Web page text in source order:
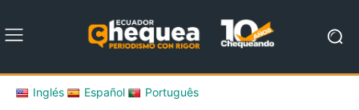
Inglés Español Português